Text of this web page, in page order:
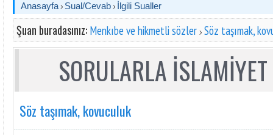
Anasayfa Sual/Cevab İlgili Sualler
Şuan buradasınız: Menkıbe ve hikmetli sözler Söz taşımak,
SORULARLA
Söz taşımak, kovuculuk